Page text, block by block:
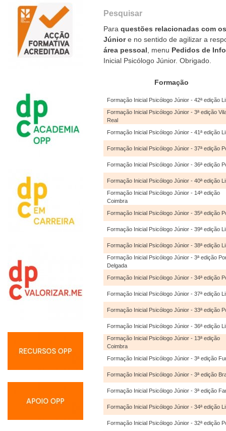
Para questões relacionadas com
Júniore no sentido de agilizar a
área pessoal , menu Pedidos de
Inicial Psicólogo Júnior. Obrigado.
Formação
Formação Inicial Psicólogo Júnior - 42ª edição
Formação Inicial Psicólogo Júnior - 3ª edição
Real
Formação Inicial Psicólogo Júnior - 41ª edição
Formação Inicial Psicólogo Júnior - 37ª edição
Formação Inicial Psicólogo Júnior - 36ª edição
Formação Inicial Psicólogo Júnior - 40ª edição
Formação Inicial Psicólogo Júnior - 14ª edição
Coimbra
Formação Inicial Psicólogo Júnior - 35ª edição
Formação Inicial Psicólogo Júnior - 39ª edição
Formação Inicial Psicólogo Júnior - 38ª edição
Formação Inicial Psicólogo Júnior - 3ª edição
Delgada
Formação Inicial Psicólogo Júnior - 34ª edição
Formação Inicial Psicólogo Júnior - 37ª edição
Formação Inicial Psicólogo Júnior - 33ª edição
Formação Inicial Psicólogo Júnior - 36ª edição
Formação Inicial Psicólogo Júnior - 13ª edição
Coimbra
Formação Inicial Psicólogo Júnior - 3ª edição
Formação Inicial Psicólogo Júnior - 3ª edição
Formação Inicial Psicólogo Júnior - 3ª edição
Formação Inicial Psicólogo Júnior - 34ª edição
Formação Inicial Psicólogo Júnior - 32ª edição